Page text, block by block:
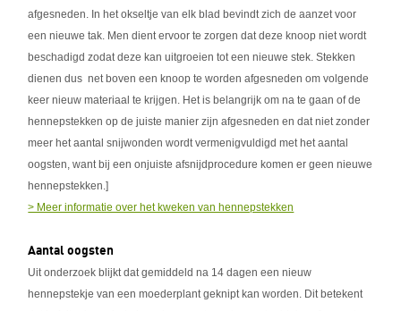
afgesneden. In het okseltje van elk blad bevindt zich de aanzet voor
een nieuwe tak. Men dient ervoor te zorgen dat deze knoop niet wordt
beschadigd zodat deze kan uitgroeien tot een nieuwe stek. Stekken
dienen dus net boven een knoop te worden afgesneden om volgende
keer nieuw materiaal te krijgen. Het is belangrijk om na te gaan of de
hennepstekken op de juiste manier zijn afgesneden en dat niet zonder
meer het aantal snijwonden wordt vermenigvuldigd met het aantal
oogsten, want bij een onjuiste afsnijdprocedure komen er geen nieuwe
hennepstekken.]
> Meer informatie over het kweken van hennepstekken
Aantal oogsten
Uit onderzoek blijkt dat gemiddeld na 14 dagen een nieuw
hennepstekje van een moederplant geknipt kan worden. Dit betekent